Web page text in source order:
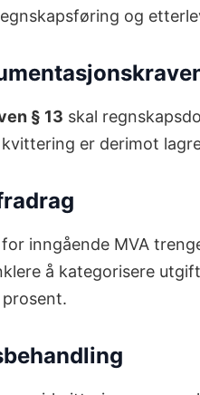
og
§ 13 skal
er derimot
inngående MVA
å kategorisere